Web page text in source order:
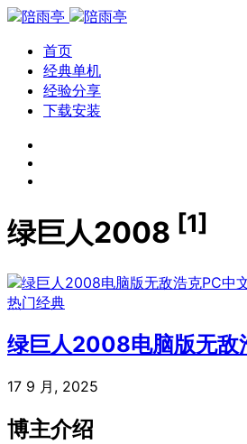
首页
经典单机
经验分享
下载安装
绿巨人2008 [1]
热门经典
绿巨人2008电脑版无敌
17 9 月, 2025
博主介绍